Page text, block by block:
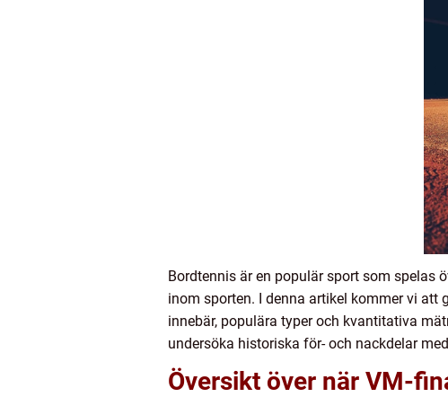
Bordtennis är en populär sport som spelas
inom sporten. I denna artikel kommer vi att
innebär, populära typer och kvantitativa
undersöka historiska för- och nackdelar
Översikt över när VM-